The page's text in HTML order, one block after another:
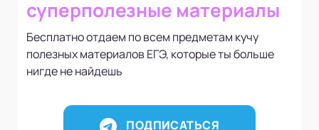
суперполезные материалы
Бесплатно отдаем по всем предметам кучу
полезных материалов ЕГЭ, которые ты больше
нигде не найдешь
ПОДПИСАТЬСЯ